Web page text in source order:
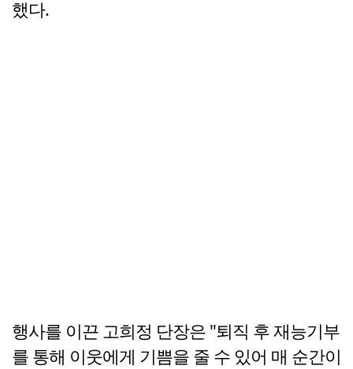
했다.
행사를 이끈 고희정 단장은 "퇴직 후 재능기부
를 통해 이웃에게 기쁨을 줄 수 있어 매 순간이